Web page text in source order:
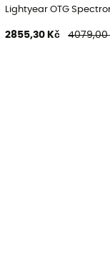
Lightyear OTG
2855,30 Kč 4079,00